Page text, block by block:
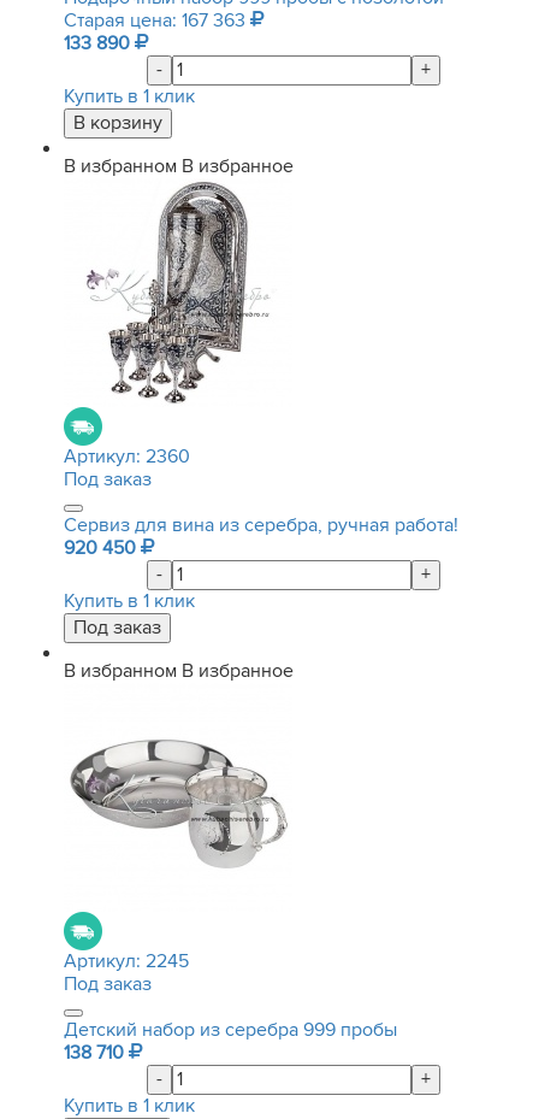
Старая цена: 167 363
133 890
-
+
Купить в 1 клик
В избранном В избранное
Артикул: 2360
Под заказ
Сервиз для вина из серебра, ручная работа!
920 450
-
+
Купить в 1 клик
В избранном В избранное
Артикул: 2245
Под заказ
Детский набор из серебра 999 пробы
138 710
-
+
Купить в 1 клик